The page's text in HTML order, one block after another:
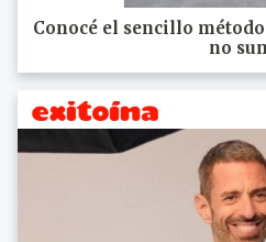
Conocé el sencillo
no